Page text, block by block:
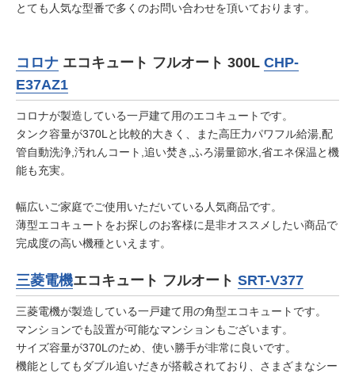
とても人気な型番で多くのお問い合わせを頂いております。
コロナ エコキュート フルオート 300L CHP-
E37AZ1
コロナが製造している一戸建て用のエコキュートです。
タンク容量が370Lと比較的大きく、また高圧力パワフル給湯,配
管自動洗浄,汚れんコート,追い焚き,ふろ湯量節水,省エネ保温と機
能も充実。
幅広いご家庭でご使用いただいている人気商品です。
薄型エコキュートをお探しのお客様に是非オススメしたい商品で
完成度の高い機種といえます。
三菱電機エコキュート フルオート SRT-V377
三菱電機が製造している一戸建て用の角型エコキュートです。
マンションでも設置が可能なマンションもございます。
サイズ容量が370Lのため、使い勝手が非常に良いです。
機能としてもダブル追いだきが搭載されており、さまざまなシー